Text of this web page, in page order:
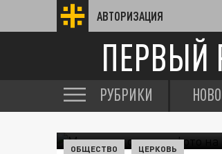
АВТОРИЗАЦИЯ
ПЕРВЫЙ
РУБРИКИ
ОБЩЕСТВО ЦЕРКОВЬ